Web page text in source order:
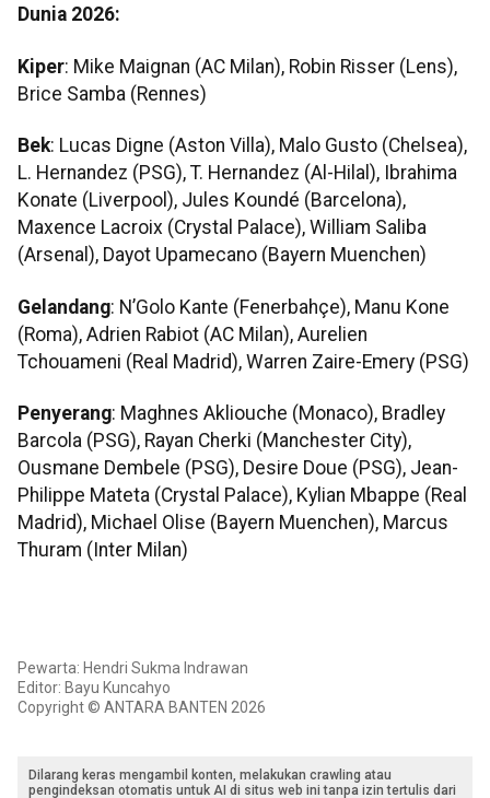
Dunia 2026:
Kiper: Mike Maignan (AC Milan), Robin Risser (Lens),
Brice Samba (Rennes)
Bek: Lucas Digne (Aston Villa), Malo Gusto (Chelsea),
L. Hernandez (PSG), T. Hernandez (Al-Hilal), Ibrahima
Konate (Liverpool), Jules Koundé (Barcelona),
Maxence Lacroix (Crystal Palace), William Saliba
(Arsenal), Dayot Upamecano (Bayern Muenchen)
Gelandang: N’Golo Kante (Fenerbahçe), Manu Kone
(Roma), Adrien Rabiot (AC Milan), Aurelien
Tchouameni (Real Madrid), Warren Zaire-Emery (PSG)
Penyerang: Maghnes Akliouche (Monaco), Bradley
Barcola (PSG), Rayan Cherki (Manchester City),
Ousmane Dembele (PSG), Desire Doue (PSG), Jean-
Philippe Mateta (Crystal Palace), Kylian Mbappe (Real
Madrid), Michael Olise (Bayern Muenchen), Marcus
Thuram (Inter Milan)
Pewarta: Hendri Sukma Indrawan
Editor: Bayu Kuncahyo
Copyright © ANTARA BANTEN 2026
Dilarang keras mengambil konten, melakukan crawling atau
pengindeksan otomatis untuk AI di situs web ini tanpa izin tertulis dari